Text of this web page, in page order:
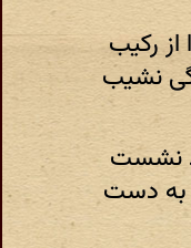
رکیب
نشیب
نشست
به دست